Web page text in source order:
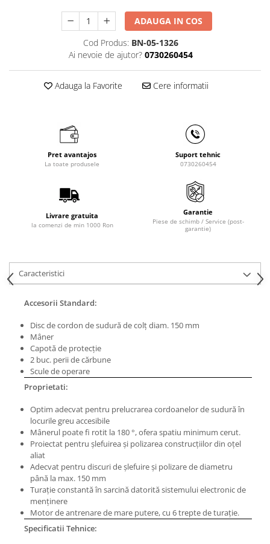
curea de distributie
Masini de gaurit cu masa
Masini de gaurit cu stand si
Masini de gaurit si frezat
Masini de frezat universale
Centre de prelucrare verticale CNC
Masini de frezat cu batiu
Masini de frezat universale SERVO
Masini de slefuit metal
Masini de polizat bavuri cu perii
Masini de rectificat plan
Masini de rectificat plan
Masini de rectificat rotund
Masini de satinat
Masini de slefuit combinate
Masini de slefuit cu banda
Masini de slefuit cu disc
uscat
Masini de slefuit cutite de gravat
Masini de tesit
Masini pentru slefuit tevi
Masini universale de ascutit
Polizoare de banc
Masini de filetat
Masini pneumatice de filetat
ADAUGA IN COS
Cod Produs: BN-05-1326
Ai nevoie de ajutor? 0730260454
Adauga la Favorite Cere informatii
Pret avantajos
La toate produsele
Suport tehnic
0730260454
Livrare gratuita
la comenzi de min 1000 Ron
Garantie
Piese de schimb / Service (post-
garantie)
Caracteristici
Accesorii Standard:
Disc de cordon de sudură de colţ diam. 150 mm
Mâner
Capotă de protecţie
2 buc. perii de cărbune
Scule de operare
Proprietati:
Optim adecvat pentru prelucrarea cordoanelor de sudură în
locurile greu accesibile
Mânerul poate fi rotit la 180 °, ofera spatiu minimum cerut.
Proiectat pentru şlefuirea şi polizarea construcţiilor din oţel
aliat
Adecvat pentru discuri de şlefuire şi polizare de diametru
până la max. 150 mm
Turaţie constantă în sarcină datorită sistemului electronic de
menţinere
Motor de antrenare de mare putere, cu 6 trepte de turaţie.
Specificatii Tehnice: